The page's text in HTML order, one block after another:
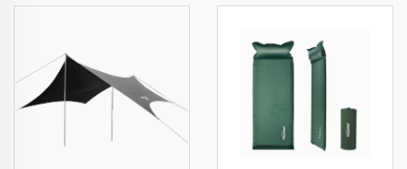
подорожі складні легкі
намет для зими